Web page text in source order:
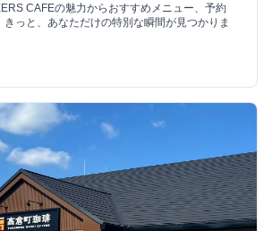
CAFEの魅力からおすすめメニュー、予約
っと、あなただけの特別な瞬間が見つかりま